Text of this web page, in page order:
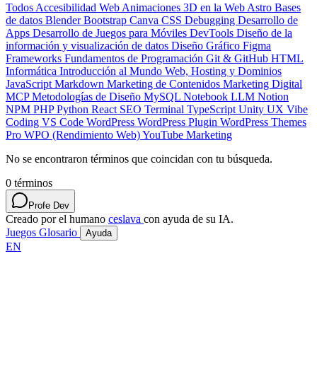
Todos Accesibilidad Web Animaciones 3D en la Web Astro Bases
de datos BlenderBootstrap Canva CSS Debugging Desarrollo de
Apps Desarrollo de Juegos para Móviles DevTools Diseño de la
información y visualización de datos Diseño Gráfico Figma
Frameworks Fundamentos de Programación Git & GitHub HTML
Informática Introducción al Mundo Web, Hosting y Dominios
JavaScript Markdown Marketing de Contenidos Marketing Digital
MCPMetodologías de Diseño MySQL Notebook LLM Notion
NPM PHPPython React SEO Terminal TypeScript Unity UX Vibe
Coding VS Code WordPress WordPress Plugin WordPress Themes
Pro WPO (Rendimiento Web)YouTube Marketing
No se encontraron términos que coincidan con tu búsqueda.
0 términos
Profe Dev
Creado por el humano ceslava con ayuda de su IA.
Juegos Glosario Ayuda
EN